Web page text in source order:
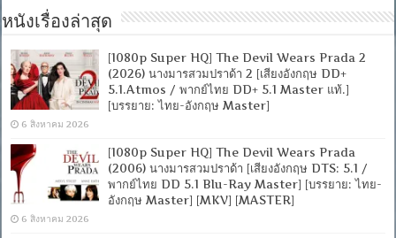
PGS
ชัด]
[MASTER]
[MKV]
หนังเรื่องล่าสุด
[1080p Super HQ] The Devil Wears Prada 2
(2026) นางมารสวมปราด้า 2 [เสียงอังกฤษ DD+
5.1.Atmos / พากย์ไทย DD+ 5.1 Master แท้.]
[บรรยาย: ไทย-อังกฤษ Master]
6 สิงหาคม 2026
[1080p Super HQ] The Devil Wears Prada
(2006) นางมารสวมปราด้า [เสียงอังกฤษ DTS: 5.1 /
พากย์ไทย DD 5.1 Blu-Ray Master] [บรรยาย: ไทย-
อังกฤษ Master] [MKV] [MASTER]
6 สิงหาคม 2026